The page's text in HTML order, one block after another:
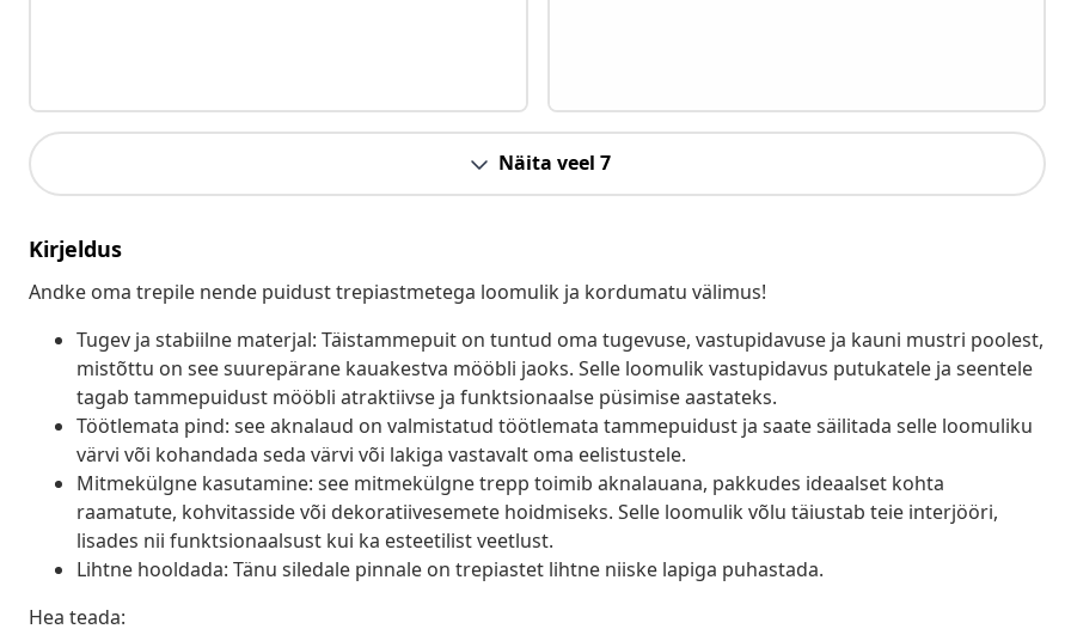
Näita veel 7
Kirjeldus
Andke oma trepile nende puidust trepiastmetega loomulik ja kordumatu välimus!
Tugev ja stabiilne materjal: Täistammepuit on tuntud oma tugevuse, vastupidavuse ja kauni mustri poolest,
mistõttu on see suurepärane kauakestva mööbli jaoks. Selle loomulik vastupidavus putukatele ja seentele
tagab tammepuidust mööbli atraktiivse ja funktsionaalse püsimise aastateks.
Töötlemata pind: see aknalaud on valmistatud töötlemata tammepuidust ja saate säilitada selle loomuliku
värvi või kohandada seda värvi või lakiga vastavalt oma eelistustele.
Mitmekülgne kasutamine: see mitmekülgne trepp toimib aknalauana, pakkudes ideaalset kohta
raamatute, kohvitasside või dekoratiivesemete hoidmiseks. Selle loomulik võlu täiustab teie interjööri,
lisades nii funktsionaalsust kui ka esteetilist veetlust.
Lihtne hooldada: Tänu siledale pinnale on trepiastet lihtne niiske lapiga puhastada.
Hea teada: